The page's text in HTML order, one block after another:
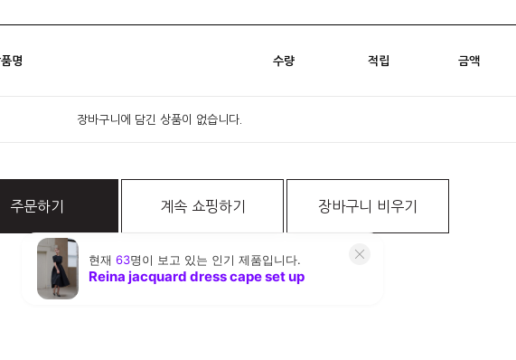
명 수량 적립 금액
장바구니에 담긴 상품이 없습니다.
주문하기 계속 쇼핑하기 장바구니 비우기